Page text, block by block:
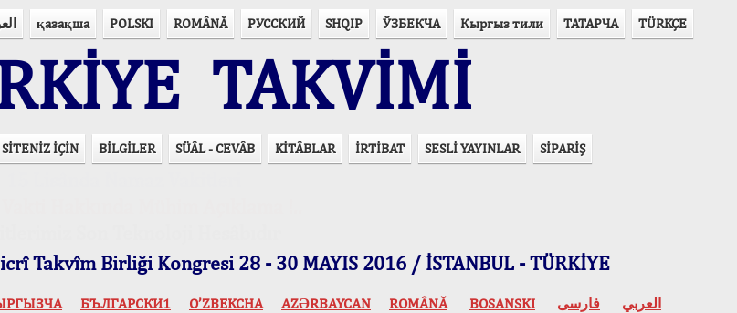
қазақша POLSKI ROMÂNĂ РУССКИЙ SHQIP ЎЗБЕКЧА Кыргыз тили ТАТАРЧА TÜRKÇE
TAKVİMİ
SİTENİZ İÇİN BİLGİLER SÜÂL - CEVÂB KİTÂBLAR İRTİBAT SESLİ YAYINLAR SİPARİŞ
Takvîm Birliği Kongresi 28 - 30 MAYIS 2016 / İSTANBUL - TÜRKİYE
БЪЛГАРСКИ1 O’ZBEKCHA AZӘRBAYCAN ROMÂNĂ BOSANSKI العربي فارسی